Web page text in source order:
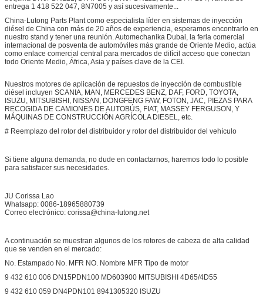
entrega 1 418 522 047, 8N7005 y así sucesivamente...
China-Lutong Parts Plant como especialista líder en sistemas de inyección
diésel de China con más de 20 años de experiencia, esperamos encontrarlo en
nuestro stand y tener una reunión. Automechanika Dubai, la feria comercial
internacional de posventa de automóviles más grande de Oriente Medio, actúa
como enlace comercial central para mercados de difícil acceso que conectan
todo Oriente Medio, África, Asia y países clave de la CEI.
Nuestros motores de aplicación de repuestos de inyección de combustible
diésel incluyen SCANIA, MAN, MERCEDES BENZ, DAF, FORD, TOYOTA,
ISUZU, MITSUBISHI, NISSAN, DONGFENG FAW, FOTON, JAC, PIEZAS PARA
RECOGIDA DE CAMIONES DE AUTOBÚS, FIAT, MASSEY FERGUSON, Y
MÁQUINAS DE CONSTRUCCIÓN AGRÍCOLA DIESEL, etc.
# Reemplazo del rotor del distribuidor y rotor del distribuidor del vehículo
Si tiene alguna demanda, no dude en contactarnos, haremos todo lo posible
para satisfacer sus necesidades.
JU Corissa Lao
Whatsapp: 0086-18965880739
Correo electrónico: corissa@china-lutong.net
A continuación se muestran algunos de los rotores de cabeza de alta calidad
que se venden en el mercado:
No. Estampado No. MFR NO. Nombre MFR Tipo de motor
9 432 610 006 DN15PDN100 MD603900 MITSUBISHI 4D65/4D55
9 432 610 059 DN4PDN101 8941305320 ISUZU